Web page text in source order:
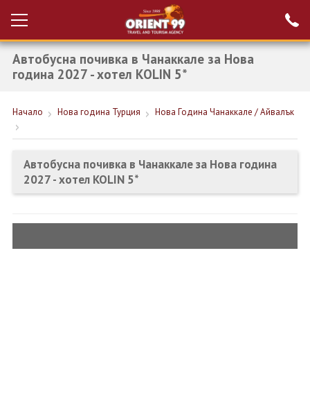
Вход за агенти
Проверка на
резервация
НОВА ГОДИНА
ПОЧИВКИ
Автобусна почивка в Чанаккале за Нова
година 2027 - хотел KOLIN 5*
Начало Нова година Турция Нова Година Чанаккале / Айвалък
Автобусна почивка в Чанаккале за Нова година
2027 - хотел KOLIN 5*